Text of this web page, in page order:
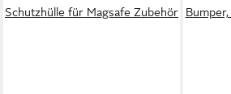
Schutzhülle für Magsafe Zubehör